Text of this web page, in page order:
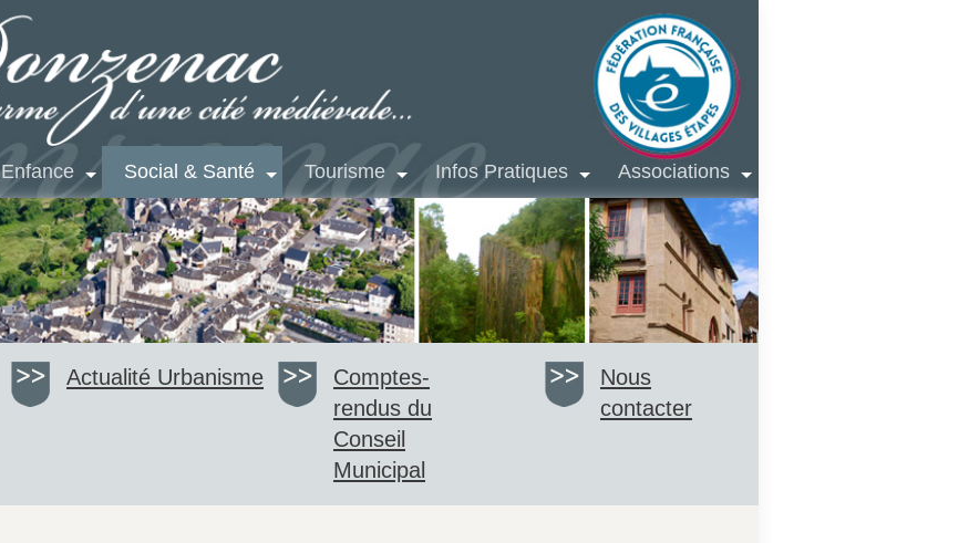
Enfance Social & Santé Tourisme Infos Pratiques Associations
Actualité Urbanisme
Comptes-
rendus du
Conseil
Municipal
Nous
contacter